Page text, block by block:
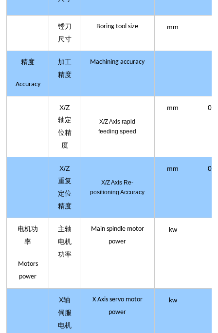
镗刀
尺寸
Boring tool size mm
精度
Accuracy
加工
精度
Machining accuracy
X/Z
轴定
位精
度
X/Z Axisrapid
feeding speed
mm
X/Z
重复
定位
精度
X/Z Axis Re-
positioning Accuracy
mm
电机功
率
Motors
power
主轴
电机
功率
Main spindle motor
power
kw
X轴
伺服
电机
X Axis servo motor
power
kw